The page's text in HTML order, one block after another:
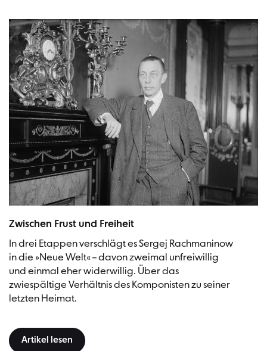
Zwischen Frust und Freiheit
In drei Etappen verschlägt es Sergej Rachmaninow
in die »Neue Welt« – davon zweimal unfreiwillig
und einmal eher widerwillig. Über das
zwiespältige Verhältnis des Komponisten zu seiner
letzten Heimat.
Artikel lesen